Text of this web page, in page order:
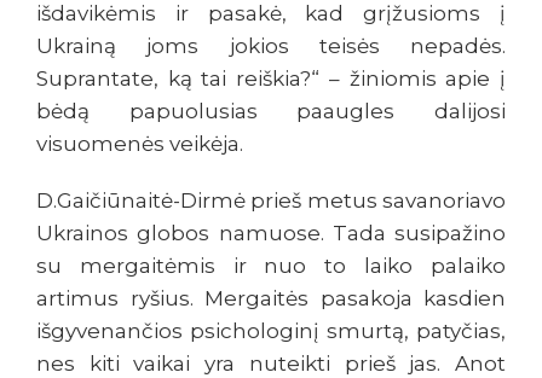
išdavikėmis ir pasakė, kad grįžusioms į
Ukrainą joms jokios teisės nepadės.
Suprantate, ką tai reiškia?“ – žiniomis apie į
bėdą papuolusias paaugles dalijosi
visuomenės veikėja.
D.Gaičiūnaitė-Dirmė prieš metus savanoriavo
Ukrainos globos namuose. Tada susipažino
su mergaitėmis ir nuo to laiko palaiko
artimus ryšius. Mergaitės pasakoja kasdien
išgyvenančios psichologinį smurtą, patyčias,
nes kiti vaikai yra nuteikti prieš jas. Anot